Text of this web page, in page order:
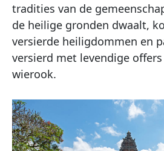
tradities van de
de heilige gronden dwaalt,
versierde heiligdommen en
versierd met levendige
wierook.